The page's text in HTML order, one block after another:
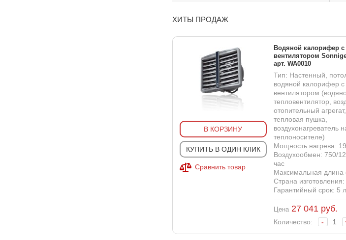
ХИТЫ ПРОДАЖ
В КОРЗИНУ
КУПИТЬ В ОДИН КЛИК
Сравнить товар
Водяной калорифер с
вентилятором
арт. WA0010
Тип: Настенный,
водяной калорифер с
вентилятором
тепловентилятор,
отопительный
тепловая пушка,
воздухонагреватель
теплоносителе)
Мощность нагрева:
Воздухообмен: 750/
час
Максимальная длина
Страна
Гарантийный срок: 5
Цена 27 041руб.
Количество: -